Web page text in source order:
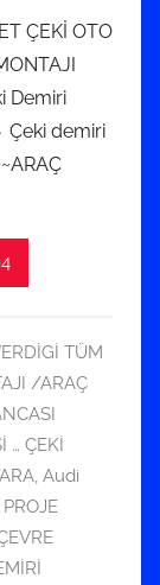
ÇEKİ OTO
Demiri
demiri
TÜM
/ARAÇ
… ÇEKİ
, Audi